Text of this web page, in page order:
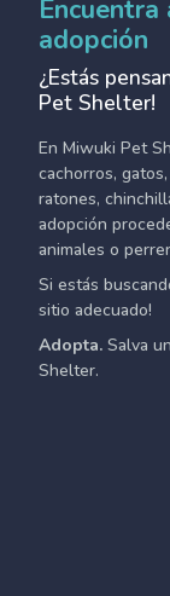
adopción
¿Estás
Pet Shelter!
En Miwuki Pet
cachorros,
ratones,
adopción
animales o
Si estás
sitio adecuado!
Adopta. Salva
Shelter.